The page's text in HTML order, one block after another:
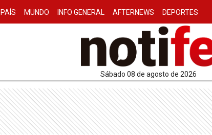
PAÍS MUNDO INFO GENERAL AFTERNEWS DEPORTES
sábado 08 de agosto de 2026